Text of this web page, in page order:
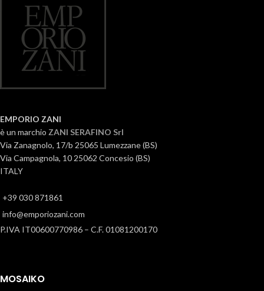
EMPORIO ZANI
è un marchio ZANI SERAFINO Srl
Via Zanagnolo, 17/b 25065 Lumezzane (BS)
Via Campagnola, 10 25062 Concesio (BS)
ITALY
+39 030 871861
info@emporiozani.com
P.IVA IT00600770986 – C.F. 01081200170
MOSAIKO